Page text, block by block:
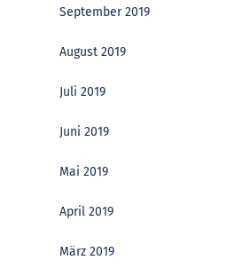
September 2019
August 2019
Juli 2019
Juni 2019
Mai 2019
April 2019
März 2019